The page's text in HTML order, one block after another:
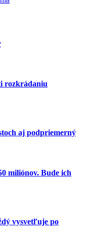
rozkrádaniu
aj podpriemerný
miliónov. Bude ich
vysvetľuje po